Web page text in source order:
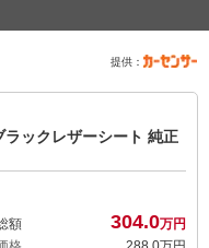
提供：
ックレザーシート 純正
額 304.0万円